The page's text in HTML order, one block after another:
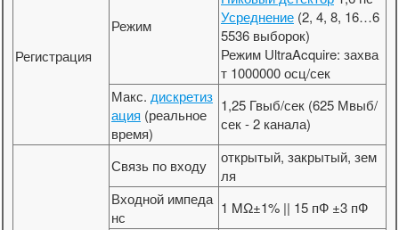
Регистрация
Режим
Усреднение (2, 4, 8, 16…6
5536 выборок)
Режим UltraAcquire: захва
т 1000000 осц/сек
Макс. дискретиз
ация (реальное
время)
1,25 Гвыб/сек (625 Мвыб/
сек - 2 канала)
Связь по входу
открытый, закрытый, зем
ля
Входной импеда
нс
1 MΩ±1% || 15 пФ ±3 пФ